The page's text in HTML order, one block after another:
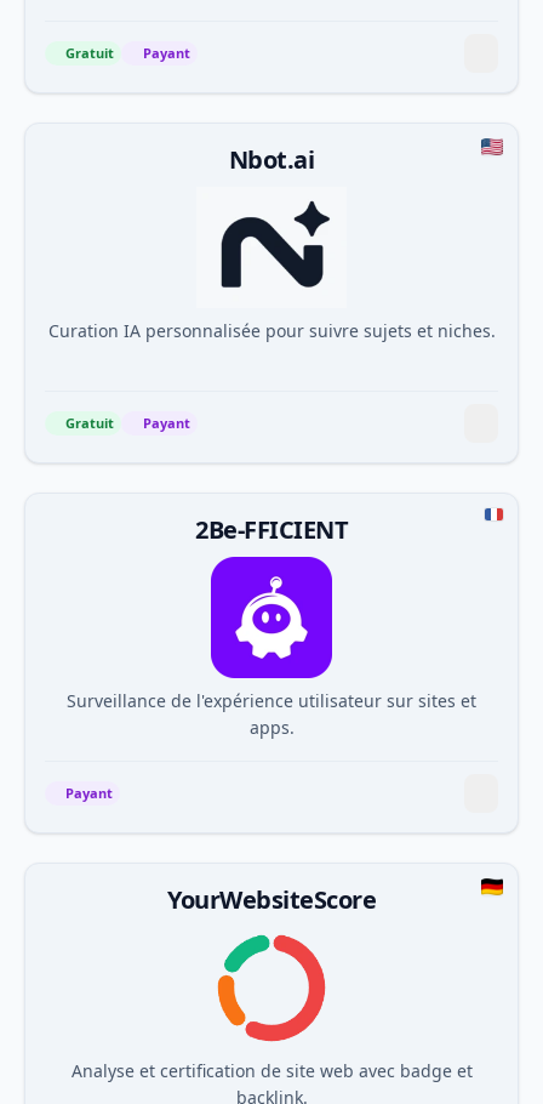
Gratuit Payant
Nbot.ai
Curation IA personnalisée pour suivre sujets et niches.
Gratuit Payant
2Be-FFICIENT
Surveillance de l'expérience utilisateur sur sites et
apps.
Payant
YourWebsiteScore
Analyse et certification de site web avec badge et
backlink.